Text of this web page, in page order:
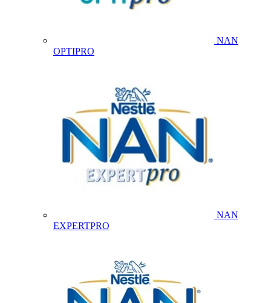
NAN
OPTIPRO
NAN
EXPERTPRO